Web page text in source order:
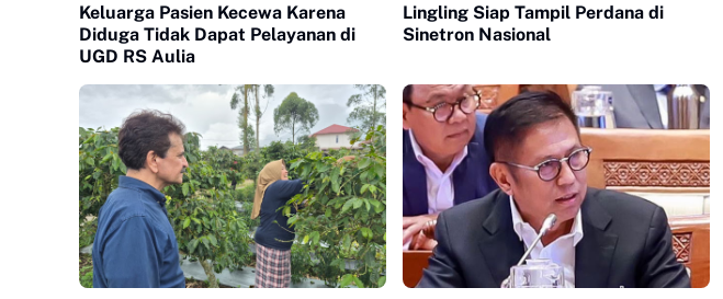
Keluarga Pasien Kecewa Karena
Diduga Tidak Dapat Pelayanan di
UGD RS Aulia
Lingling Siap Tampil Perdana di
Sinetron Nasional